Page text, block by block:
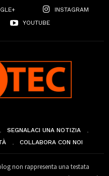
INSTAGRAM
YOUTUBE
SEGNALACI UNA NOTIZIA
COLLABORA CON NOI
non rappresenta una testata